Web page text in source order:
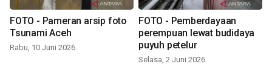
FOTO - Pameran arsip foto
Tsunami Aceh
Rabu, 10 Juni 2026
FOTO - Pemberdayaan
perempuan lewat budidaya
puyuh petelur
Selasa, 2 Juni 2026